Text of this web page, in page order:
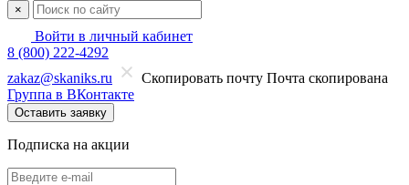
×
Войти в личный кабинет
8 (800) 222-4292
zakaz@skaniks.ru
Скопировать почту Почта скопирована
Группа в ВКонтакте
Оставить заявку
Подписка на акции